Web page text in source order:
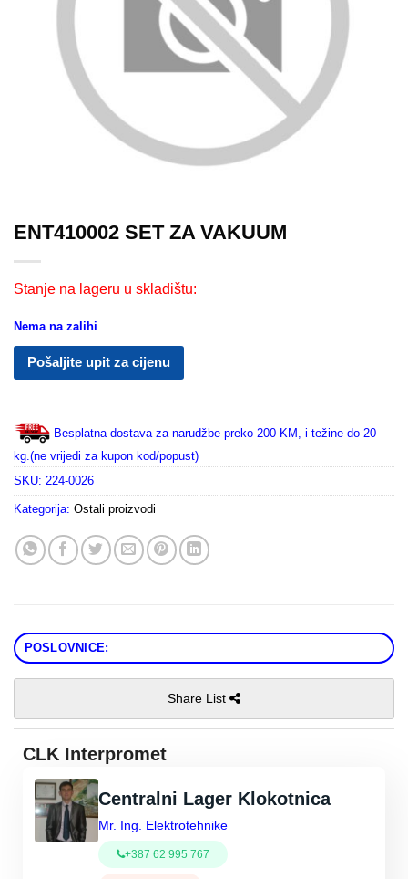
ENT410002 SET ZA VAKUUM
Stanje na lageru u skladištu:
Nema na zalihi
Pošaljite upit za cijenu
Besplatna dostava za narudžbe preko 200 KM, i težine do 20
kg.(ne vrijedi za kupon kod/popust)
SKU: 224-0026
Kategorija: Ostali proizvodi
POSLOVNICE:
Share List
CLK Interpromet
Centralni Lager Klokotnica
Mr. Ing. Elektrotehnike
+387 62 995 767